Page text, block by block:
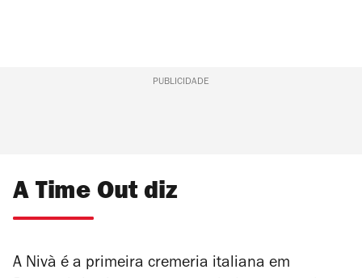
PUBLICIDADE
A Time Out diz
A Nivà é a primeira cremeria italiana em